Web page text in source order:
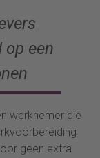
een
werknemer die
geen extra